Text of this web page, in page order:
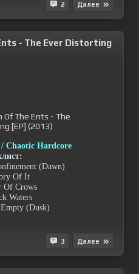
2 Далее
- The Ever Distorting
Chaotic Hardcore
(Dawn)
Of It
Of Crows
Waters
(Dusk)
3 Далее